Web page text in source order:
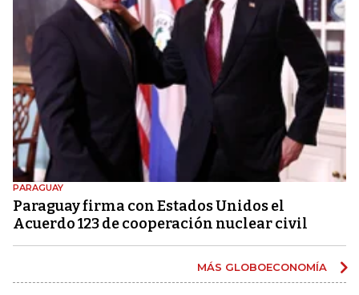
PARAGUAY
Paraguay firma con Estados Unidos el
Acuerdo 123 de cooperación nuclear civil
MÁS GLOBOECONOMÍA